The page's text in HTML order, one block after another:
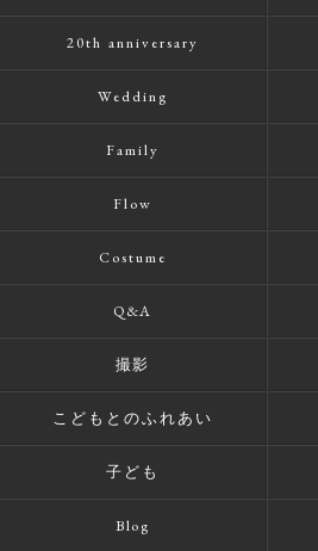
20th anniversary
Wedding
Family
Flow
Costume
Q&A
撮影
こどもとのふれあい
子ども
Blog